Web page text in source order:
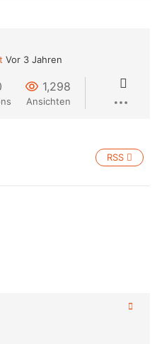
Vor 3 Jahren
1,298
Ansichten
RSS